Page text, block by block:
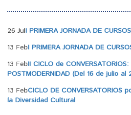
26 JulI PRIMERA JORNADA DE
13 FebI PRIMERA JORNADA DE
13 FebII CICLO de
POSTMODERNIDAD (Del 16 de julio
13 FebCICLO DE CONVERSATORIOS
la Diversidad Cultural